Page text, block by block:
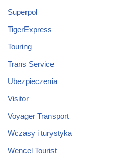
Superpol
TigerExpress
Touring
Trans Service
Ubezpieczenia
Visitor
Voyager Transport
Wczasy i turystyka
Wencel Tourist